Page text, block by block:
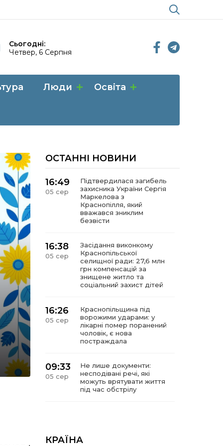
Сьогодні:
Четвер, 6 Серпня
Люди Освіта
ОСТАННІ НОВИНИ
16:49
05 сер
Підтвердилася загибель
захисника України Сергія
Маркелова з
Краснопілля, який
вважався зниклим
безвісти
16:38
05 сер
Засідання виконкому
Краснопільської
селищної ради: 27,6 млн
грн компенсацій за
знищене житло та
соціальний захист дітей
16:26
05 сер
Краснопільщина під
ворожими ударами: у
лікарні помер поранений
чоловік, є нова
постраждала
09:33
05 сер
Не лише документи:
несподівані речі, які
можуть врятувати життя
під час обстрілу
КРАЇНА